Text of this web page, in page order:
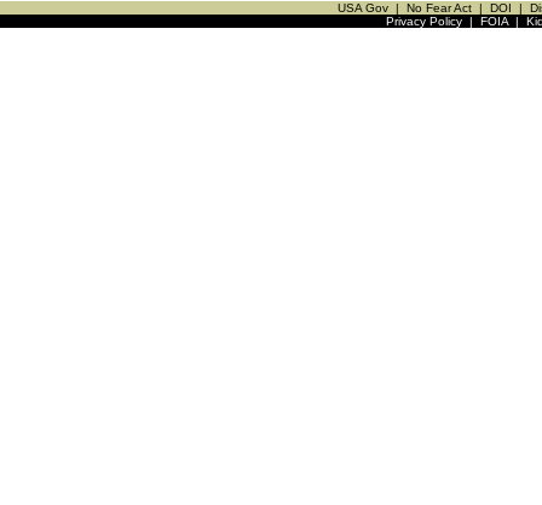
USA Gov | No Fear Act | DOI |
Privacy Policy| FOIA|